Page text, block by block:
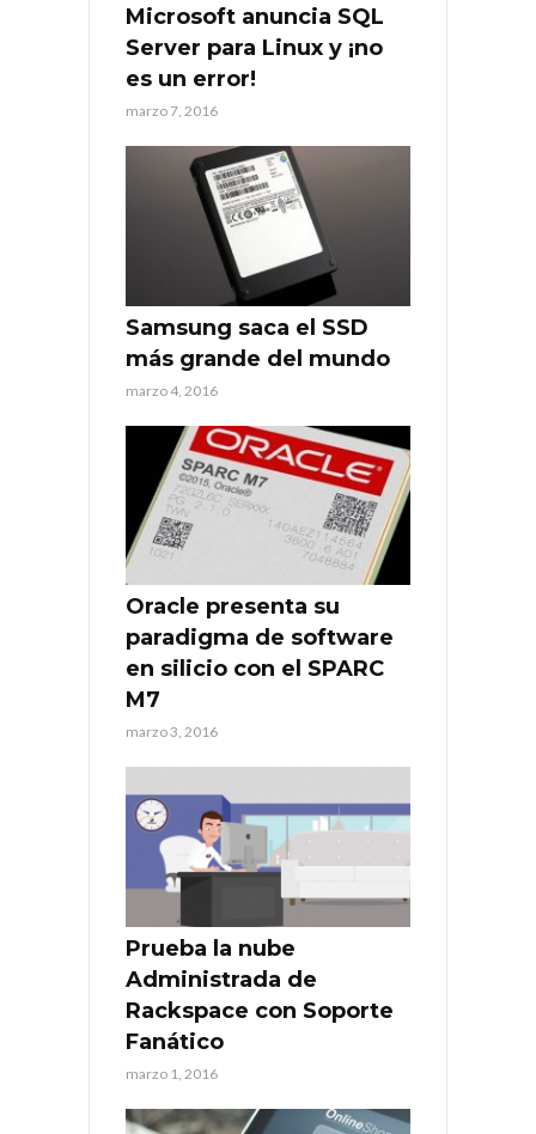
Microsoft anuncia SQL
Server para Linux y ¡no
es un error!
marzo 7, 2016
Samsung saca el SSD
más grande del mundo
marzo 4, 2016
Oracle presenta su
paradigma de software
en silicio con el SPARC
M7
marzo 3, 2016
Prueba la nube
Administrada de
Rackspace con Soporte
Fanático
marzo 1, 2016